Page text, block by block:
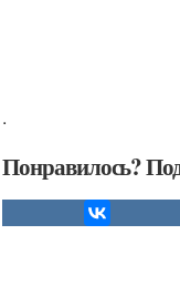
.
Понравилось?